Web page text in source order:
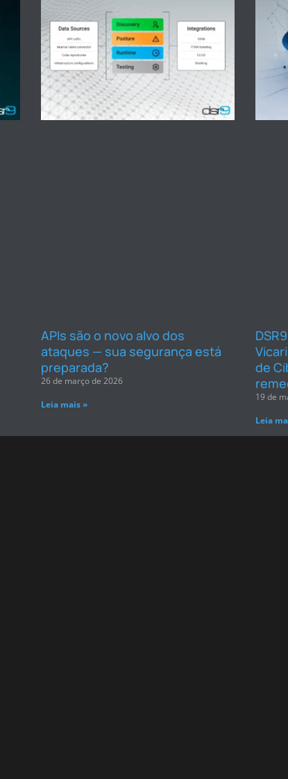
APIs são o novo alvo dos
ataques — sua segurança está
preparada?
26 de março de 2026
Leia mais »
de
19 de
Leia